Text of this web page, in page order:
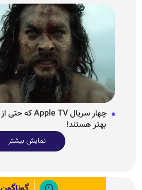
بهتر هستند!
نمایش بیشتر